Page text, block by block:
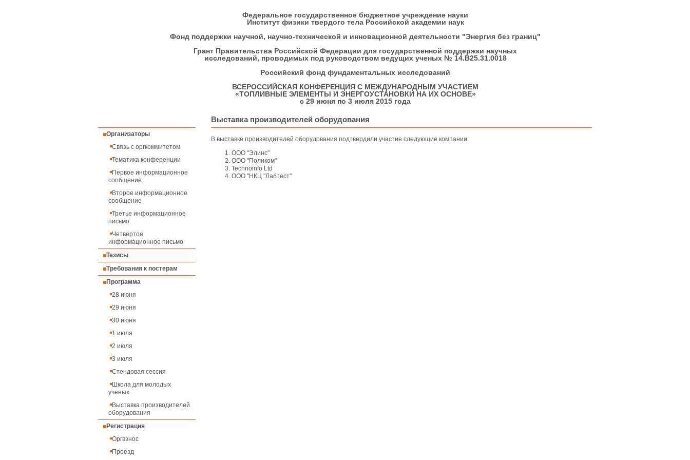
Федеральное государственное бюджетное учреждение науки
Институт физики твердого тела Российской академии наук
Фонд поддержки научной, научно-технической и инновационной деятельности "Энергия без границ"
Грант Правительства Российской Федерации для государственной поддержки научных
исследований, проводимых под руководством ведущих ученых № 14.B25.31.0018
Российский фонд фундаментальных исследований
ВСЕРОССИЙСКАЯ КОНФЕРЕНЦИЯ С МЕЖДУНАРОДНЫМ УЧАСТИЕМ
«ТОПЛИВНЫЕ ЭЛЕМЕНТЫ И ЭНЕРГОУСТАНОВКИ НА ИХ ОСНОВЕ»
с 29 июня по 3 июля 2015 года
Организаторы
Связь с оргкоммитетом
Тематика конференции
Первое информационное
сообщение
Второе информационное
сообщение
Третье информационное
письмо
Четвертое
информационное письмо
Тезисы
Требования к постерам
Программа
28 июня
29 июня
30 июня
1 июля
2 июля
3 июля
Cтендовая сессия
Школа для молодых
ученых
Выставка производителей
оборудования
Регистрация
Оргвзнос
Проезд
Выставка производителей оборудования
В выставке производителей оборудования подтвердили участие следующие компании:
ООО "Элинс"
ООО "Поликом"
Technoinfo Ltd
ООО "НКЦ "Лабтест"